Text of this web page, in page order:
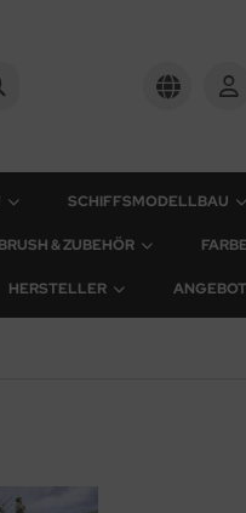
SCHIFFSMODELLBAU
& ZUBEHÖR
HERSTELLER